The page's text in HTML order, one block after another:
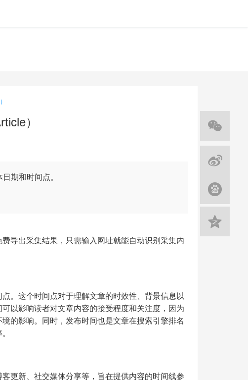
）
期和时间点。
导出采集结果，只需输入网址就能自动识别采集内
。这个时间点对于理解文章的时效性、背景信息以
以影响读者对文章内容的接受程度和关注度，因为
的影响。同时，发布时间也是文章在搜索引擎排名
更新、社交媒体分享等，旨在提供内容的时间线参